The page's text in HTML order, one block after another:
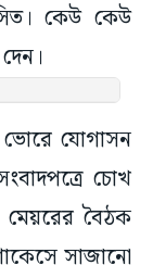
কেউ কেউ
যোগাসন
চোখ
বৈঠক
সাজানো